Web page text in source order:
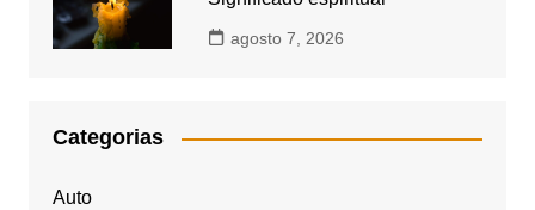
agosto 7, 2026
Categorias
Auto